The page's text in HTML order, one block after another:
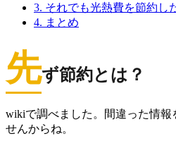
3. それでも光熱費を節約し
4. まとめ
先ず節約とは？
wikiで調べました。間違った情報
せんからね。